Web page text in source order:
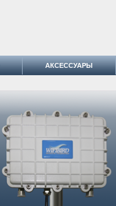
АКСЕССУАРЫ